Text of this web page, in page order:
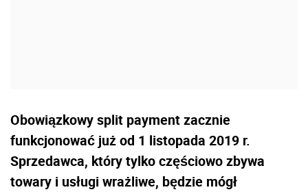
Obowiązkowy split payment zacznie
funkcjonować już od 1 listopada 2019 r.
Sprzedawca, który tylko częściowo zbywa
towary i usługi wrażliwe, będzie mógł